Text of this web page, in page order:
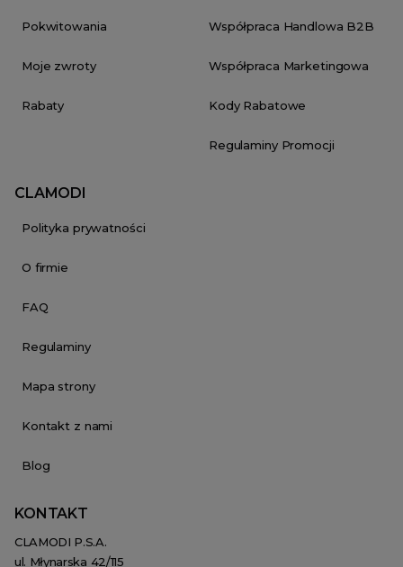
Pokwitowania
Moje zwroty
Rabaty
Współpraca Handlowa B2B
Współpraca Marketingowa
Kody Rabatowe
Regulaminy Promocji
CLAMODI
Polityka prywatności
O firmie
FAQ
Regulaminy
Mapa strony
Kontakt z nami
Blog
KONTAKT
CLAMODI P.S.A.
ul. Młynarska 42/115